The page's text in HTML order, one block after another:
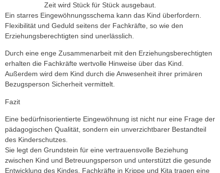
Zeit wird Stück für Stück ausgebaut.
Ein starres Eingewöhnungsschema kann das Kind überfordern.
Flexibilität und Geduld seitens der Fachkräfte, so wie den
Erziehungsberechtigten sind unerlässlich.
Durch eine enge Zusammenarbeit mit den Erziehungsberechtigten
erhalten die Fachkräfte wertvolle Hinweise über das Kind.
Außerdem wird dem Kind durch die Anwesenheit ihrer primären
Bezugsperson Sicherheit vermittelt.
Fazit
Eine bedürfnisorientierte Eingewöhnung ist nicht nur eine Frage der
pädagogischen Qualität, sondern ein unverzichtbarer Bestandteil
des Kinderschutzes.
Sie legt den Grundstein für eine vertrauensvolle Beziehung
zwischen Kind und Betreuungsperson und unterstützt die gesunde
Entwicklung des Kindes. Fachkräfte in Krippe und Kita tragen eine